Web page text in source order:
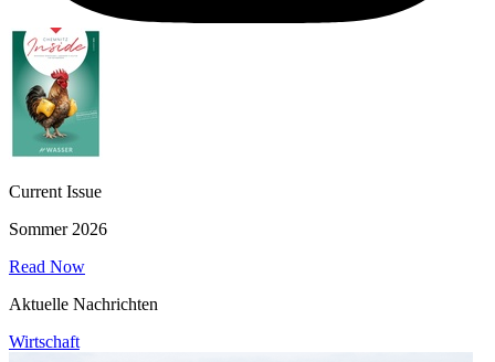
Current Issue
Sommer 2026
Read Now
Aktuelle Nachrichten
Wirtschaft